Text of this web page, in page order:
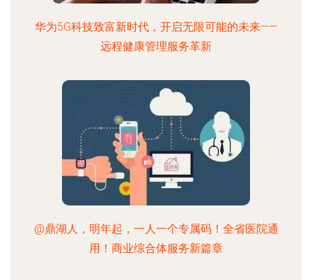
华为5G科技致富新时代，开启无限可能的未来——
远程健康管理服务革新
@鼎湖人，明年起，一人一个专属码！全省医院通
用！商业综合体服务新篇章